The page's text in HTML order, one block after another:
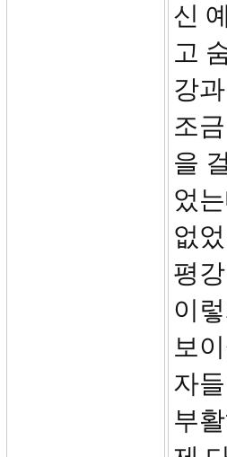
신
고
강
조
을
었
없
평
이
보
자
부